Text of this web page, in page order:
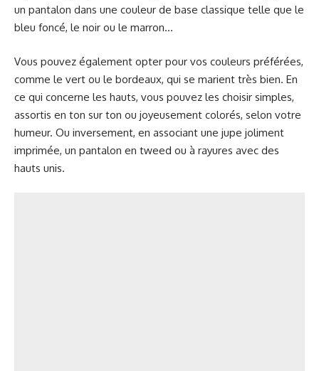
un pantalon dans une couleur de base classique telle que le
bleu foncé, le noir ou le marron…
Vous pouvez également opter pour vos couleurs préférées,
comme le vert ou le bordeaux, qui se marient très bien. En
ce qui concerne les hauts, vous pouvez les choisir simples,
assortis en ton sur ton ou joyeusement colorés, selon votre
humeur. Ou inversement, en associant une jupe joliment
imprimée, un pantalon en tweed ou à rayures avec des
hauts unis.